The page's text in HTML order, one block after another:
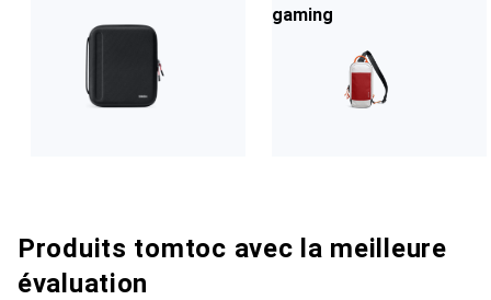
gaming
Produits tomtoc avec la meilleure
évaluation